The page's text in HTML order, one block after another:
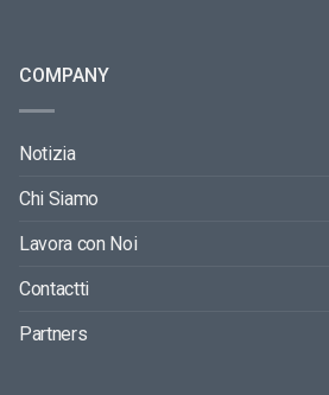
COMPANY
Notizia
Chi Siamo
Lavora con Noi
Contactti
Partners